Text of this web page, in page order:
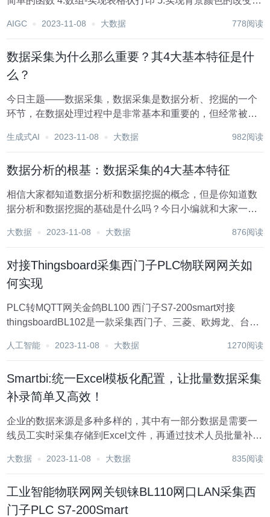
10.小偷...
AIGC 2023-11-08 大数据 778阅读
数据采集为什么那么重要？其4大基本特征是什
么？
今日主题——数据采集，数据采集是数据分析、挖掘的一个
环节，在数据处理过程中是非常基本和重要的，但经常被忽
没有用的。以下小编将介绍数据采集的概念、基本特征和企
生成式AI 2023-11-08 大数据 982阅读
数据分析的根基：数据采集的4大基本特征
相信大家都知道数据分析和数据挖掘的概念，但是你知道数
据分析和数据挖掘的基础是什么吗？今日小编就和大家一起
集是数据分析、挖掘的一个环节，在数据处理过程中是非常
大数据 2023-11-08 大数据 876阅读
对接Thingsboard采集西门子PLC物联网网关如
何实现
PLC转MQTT网关金鸽BL100 西门子S7-200smart对接
thingsboardBL102是一款采集西门子、三菱、欧姆龙、台
UA、MQTT、ThingsBoard等协议的网关。B...
人工智能 2023-11-08 大数据 1270阅读
Smartbi:统一Excel模板化配置，让批量数据采集
补录简单又高效！
​企业的数据来源是多种多样的，其中有一部分数据是需要一
线员工实时采集存储到Excel文件，再通过技术人员批量补录
人员不定期采集补录客户所在公司名称、客户代号、区域、
大数据 2023-11-08 大数据 835阅读
工业智能物联网网关钡铼BL110网口LAN采集西
门子PLC S7-200Smart